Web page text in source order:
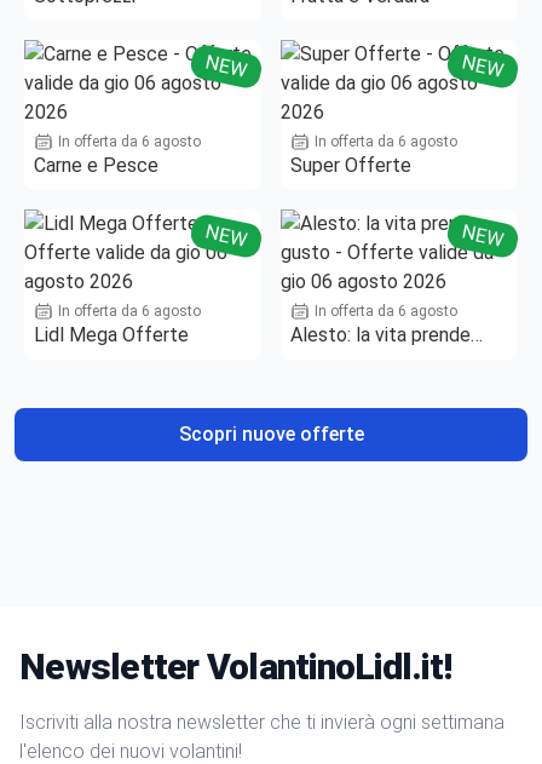
NEW
In offerta da 6 agosto
Carne e Pesce
NEW
In offerta da 6 agosto
Super Offerte
NEW
In offerta da 6 agosto
Lidl Mega Offerte
NEW
In offerta da 6 agosto
Alesto: la vita prende
Scopri nuove offerte
Newsletter VolantinoLidl.it!
Iscriviti alla nostra newsletter che ti invierà ogni settimana
l'elenco dei nuovi volantini!